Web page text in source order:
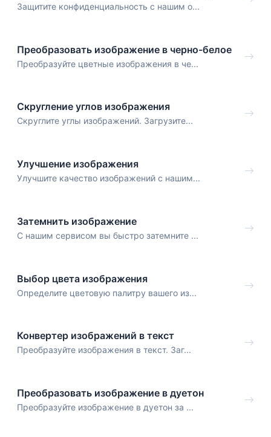
Защитите конфиденциальность с нашим о...
Преобразовать изображение в черно-белое
Преобразуйте цветные изображения в че...
Скругление углов изображения
Скруглите углы изображений. Загрузите...
Улучшение изображения
Улучшите качество изображений с нашим...
Затемнить изображение
С нашим сервисом вы быстро затемните ...
Выбор цвета изображения
Определите цветовую палитру вашего из...
Конвертер изображений в текст
Преобразуйте изображения в текст. Заг...
Преобразовать изображение в дуетон
Преобразуйте изображение в дуетон за ...